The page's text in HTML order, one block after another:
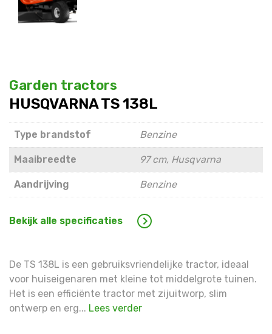
Warning: Trying to access array offset on false in
line
1609
Garden tractors
HUSQVARNA TS 138L
Type brandstof Benzine
Maaibreedte 97 cm, Husqvarna
Aandrijving Benzine
Bekijk alle specificaties
De TS 138L is een gebruiksvriendelijke tractor, ideaal
voor huiseigenaren met kleine tot middelgrote tuinen.
Het is een efficiënte tractor met zijuitworp, slim
ontwerp en erg... Lees verder